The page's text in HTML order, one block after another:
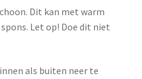
Dit kan met warm
Let op! Doe dit niet
als buiten neer te